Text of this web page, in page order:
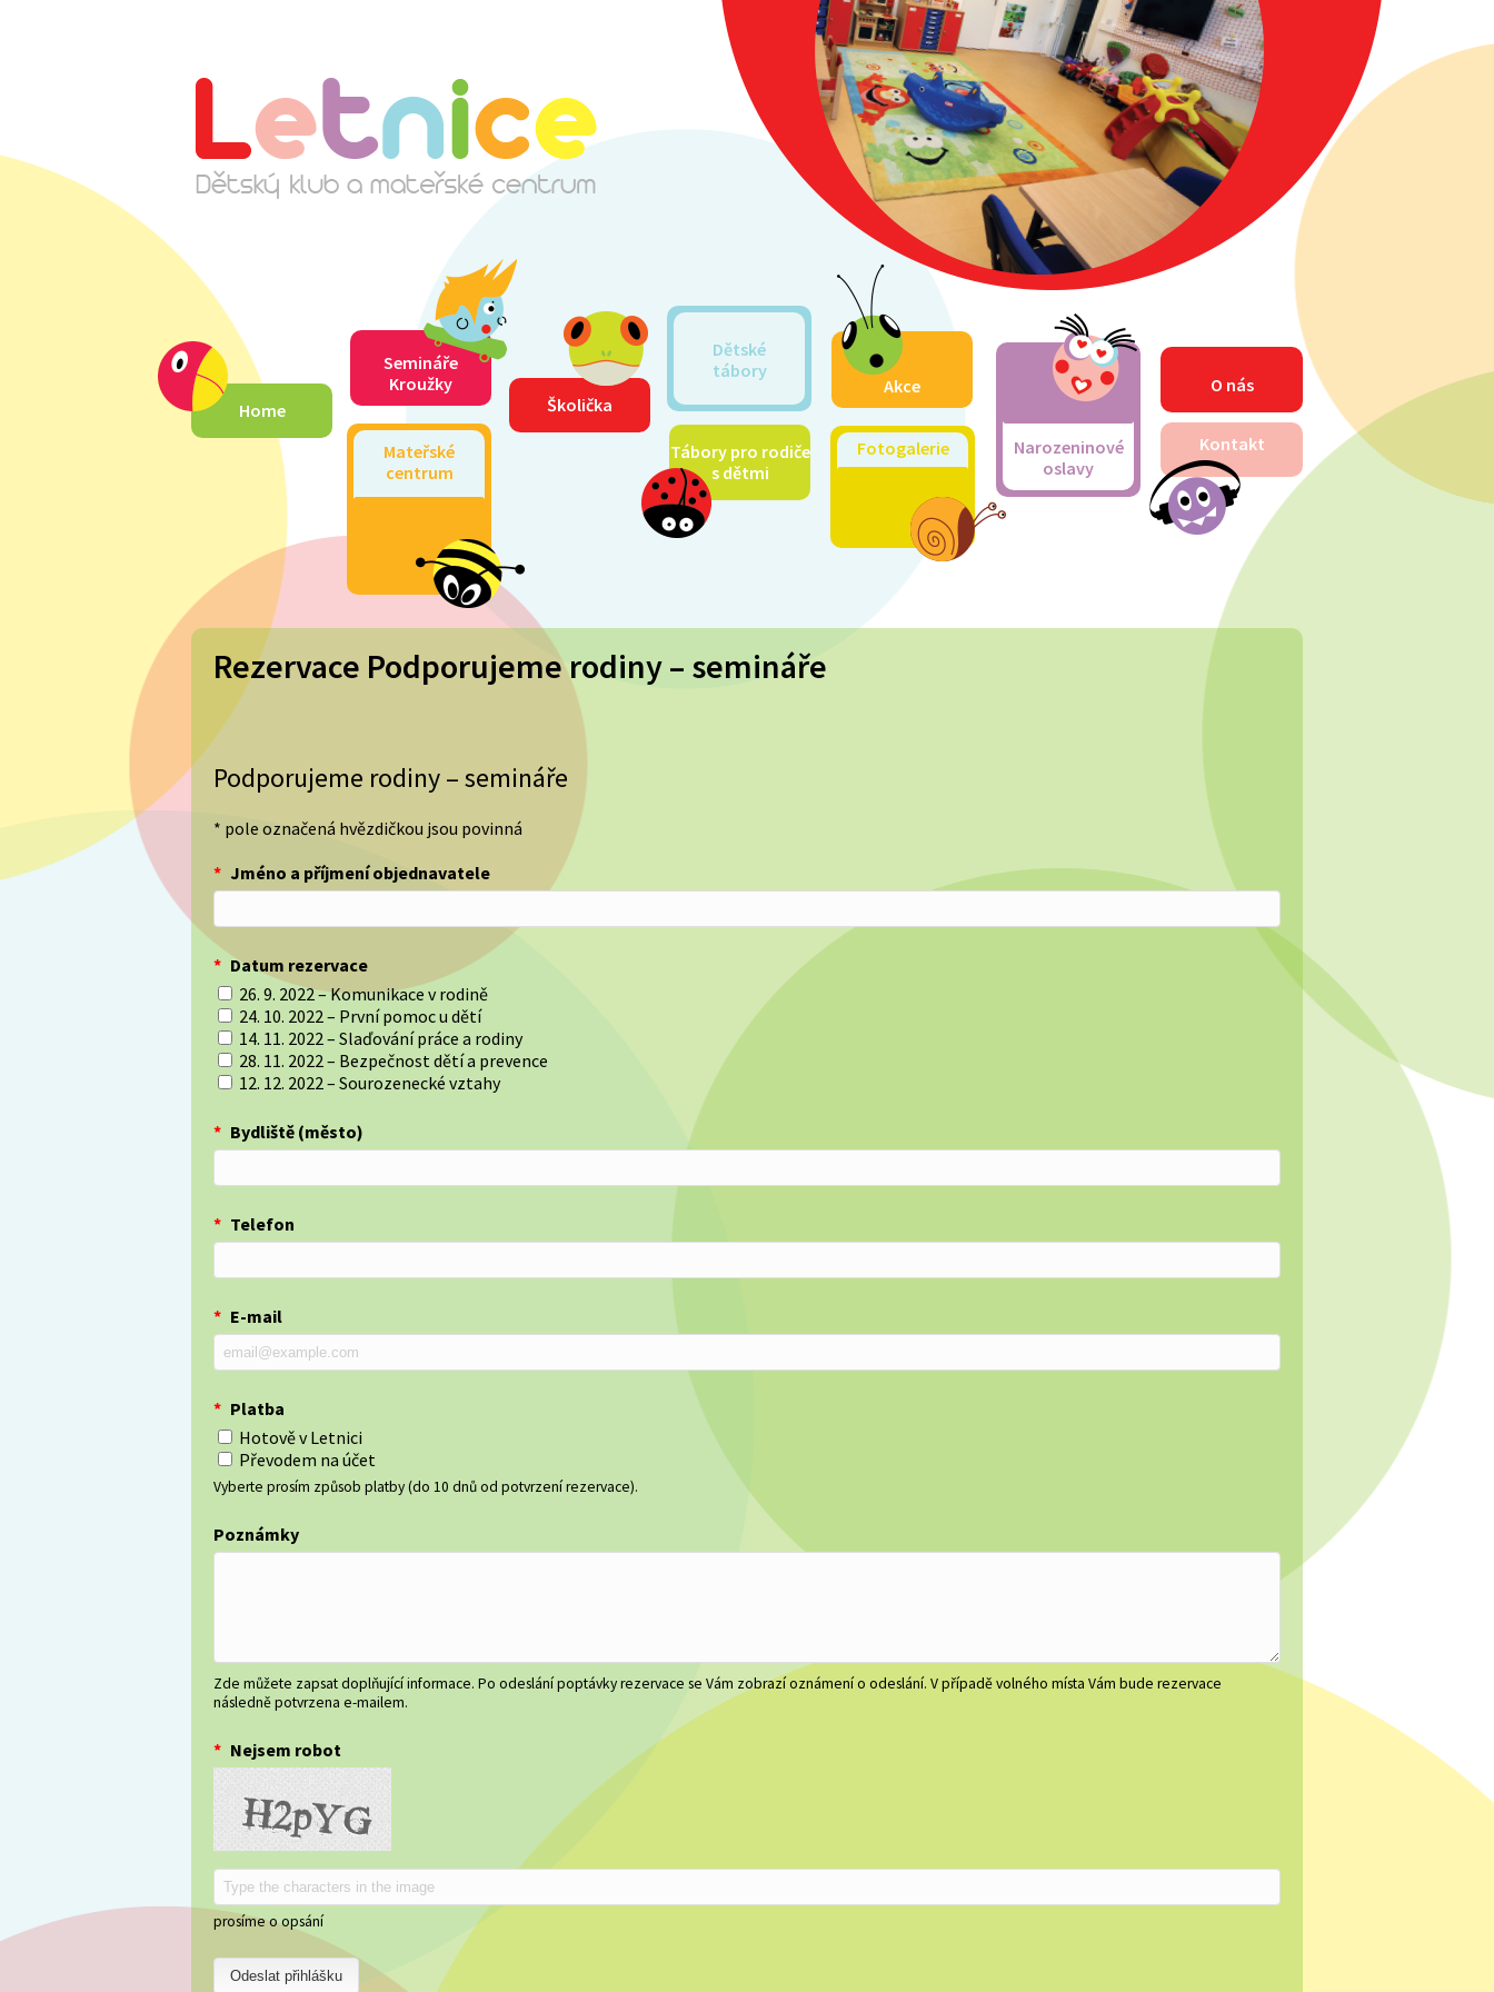
Home
Semináře
Kroužky
Mateřské
centrum
Školička
Dětské
tábory
Tábory pro rodiče
s dětmi
Akce
Fotogalerie
Narozeninové
oslavy
O nás
Kontakt
Rezervace Podporujeme rodiny – semináře
Podporujeme rodiny – semináře
* pole označená hvězdičkou jsou povinná
* Jméno a příjmení objednavatele
* Datum rezervace
26. 9. 2022 – Komunikace v rodině
24. 10. 2022 – První pomoc u dětí
14. 11. 2022 – Slaďování práce a rodiny
28. 11. 2022 – Bezpečnost dětí a prevence
12. 12. 2022 – Sourozenecké vztahy
* Bydliště (město)
* Telefon
* E-mail
* Platba
Hotově v Letnici
Převodem na účet
Vyberte prosím způsob platby (do 10 dnů od potvrzení rezervace).
Poznámky
Zde můžete zapsat doplňující informace. Po odeslání poptávky rezervace se Vám zobrazí oznámení o odeslání. V případě volného místa Vám bude rezervace
následně potvrzena e-mailem.
* Nejsem robot
prosíme o opsání